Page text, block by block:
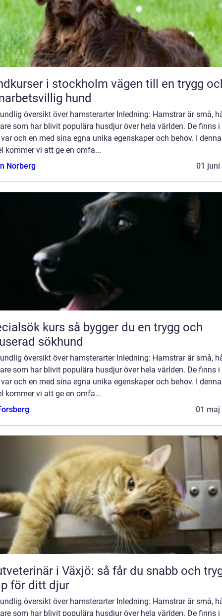
i stockholm vägen till en trygg och
hund
översikt över hamsterarter Inledning: Hamstrar är små,
som har blivit populära husdjur över hela världen. De finns
var och en med sina egna unika egenskaper och behov. I denna
kommer vi att ge en omfa...
Norberg
01 juni
kurs så bygger du en trygg och
sökhund
översikt över hamsterarter Inledning: Hamstrar är små,
som har blivit populära husdjur över hela världen. De finns
var och en med sina egna unika egenskaper och behov. I denna
kommer vi att ge en omfa...
01 maj
i Växjö: så får du snabb och
för ditt djur
översikt över hamsterarter Inledning: Hamstrar är små,
som har blivit populära husdjur över hela världen. De finns